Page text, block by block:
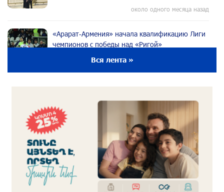
около одного месяца назад
«Арарат‑Армения» начала квалификацию Лиги
чемпионов с победы над «Ригой»
около одного месяца назад
Аравийским морем
около одного месяца назад
Вопрос об аресте Чалабяна дошел до
Европейского парламента: «Паст»
около одного месяца назад
Вся лента »